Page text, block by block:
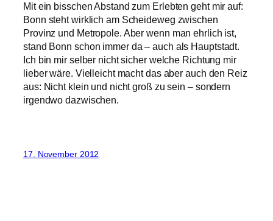
Mit ein bisschen Abstand zum Erlebten geht mir auf:
Bonn steht wirklich am Scheideweg zwischen
Provinz und Metropole. Aber wenn man ehrlich ist,
stand Bonn schon immer da – auch als Hauptstadt.
Ich bin mir selber nicht sicher welche Richtung mir
lieber wäre. Vielleicht macht das aber auch den Reiz
aus: Nicht klein und nicht groß zu sein – sondern
irgendwo dazwischen.
17. November 2012